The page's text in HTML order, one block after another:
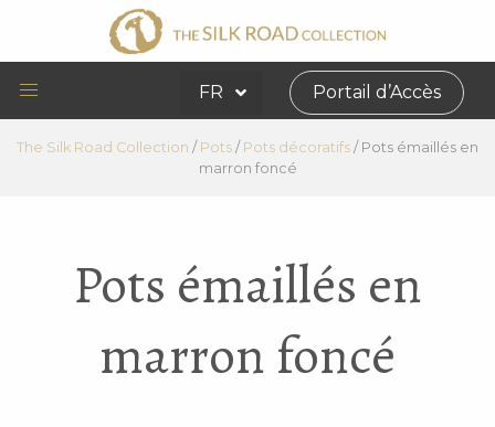
FR Portail d’Accès
The Silk Road Collection / Pots / Pots décoratifs / Pots émaillés en
marron foncé
Pots émaillés en
marron foncé